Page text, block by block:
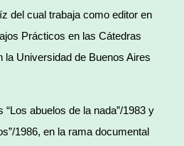
del cual trabaja como editor en
Prácticos en las Cátedras
Universidad de Buenos Aires
abuelos de la nada”/1983 y
1986, en la rama documental